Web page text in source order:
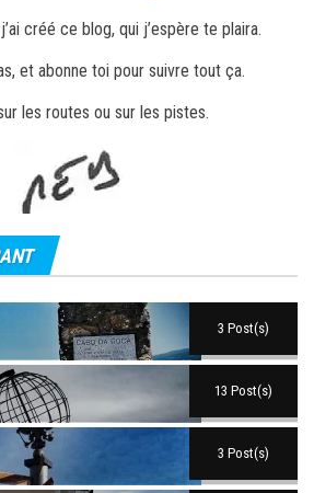
créé ce blog, qui j’espère te plaira.
et abonne toi pour suivre tout ça.
les routes ou sur les pistes.
3 Post(s)
13 Post(s)
3 Post(s)